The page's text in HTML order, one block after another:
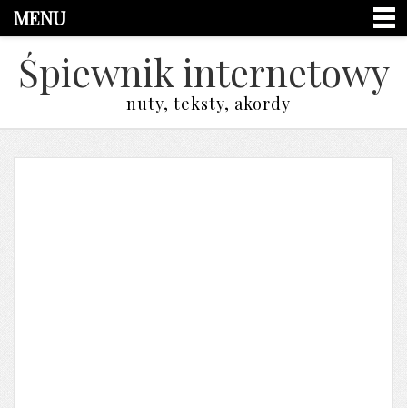
MENU
Śpiewnik internetowy
nuty, teksty, akordy